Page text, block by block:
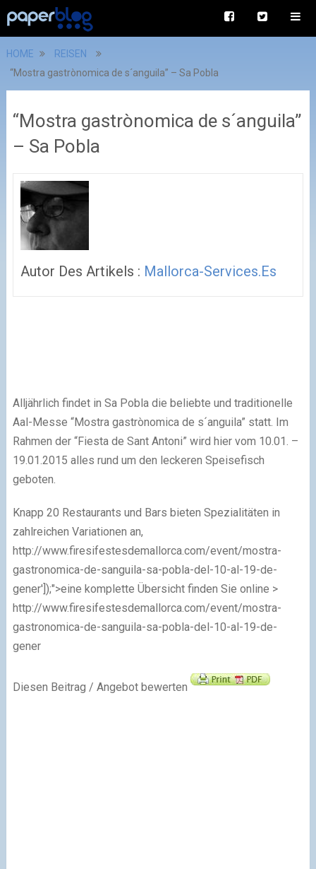
HOME
REISEN
“Mostra gastrònomica de s´anguila” – Sa Pobla
“Mostra gastrònomica de s´anguila”
– Sa Pobla
Autor Des Artikels : Mallorca-Services.es
Alljährlich findet in Sa Pobla die beliebte und traditionelle
Aal-Messe “Mostra gastrònomica de s´anguila” statt. Im
Rahmen der “Fiesta de Sant Antoni” wird hier vom 10.01. –
19.01.2015 alles rund um den leckeren Speisefisch
geboten.
Knapp 20 Restaurants und Bars bieten Spezialitäten in
zahlreichen Variationen an,
http://www.firesifestesdemallorca.com/event/mostra-
gastronomica-de-sanguila-sa-pobla-del-10-al-19-de-
gener']);">eine komplette Übersicht finden Sie online >
http://www.firesifestesdemallorca.com/event/mostra-
gastronomica-de-sanguila-sa-pobla-del-10-al-19-de-
gener
Diesen Beitrag / Angebot bewerten